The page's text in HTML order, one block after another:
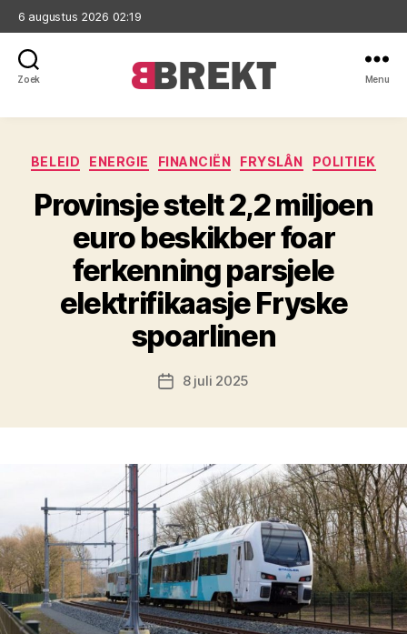
6 augustus 2026 02:19
Zoek Menu
Categorieën
BELEID ENERGIE FINANCIËN FRYSLÂN POLITIEK
Provinsje stelt 2,2 miljoen
euro beskikber foar
ferkenning parsjele
elektrifikaasje Fryske
spoarlinen
Berichtdatum
8 juli 2025